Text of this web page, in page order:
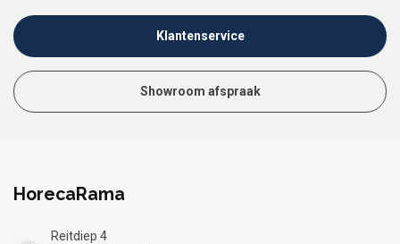
Klantenservice
Showroom afspraak
HorecaRama
Reitdiep 4